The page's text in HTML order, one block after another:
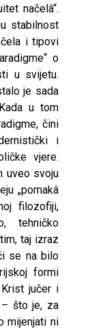
načelâ“.
stabilnost
i tipovi
o
u svijetu.
je sada
u tom
čini
i
vjere.
uveo svoju
„pomakâ
filozofiji,
tehničko
taj izraz
se na bilo
formi
Krist jučer i
što je, za
mijenjati ni